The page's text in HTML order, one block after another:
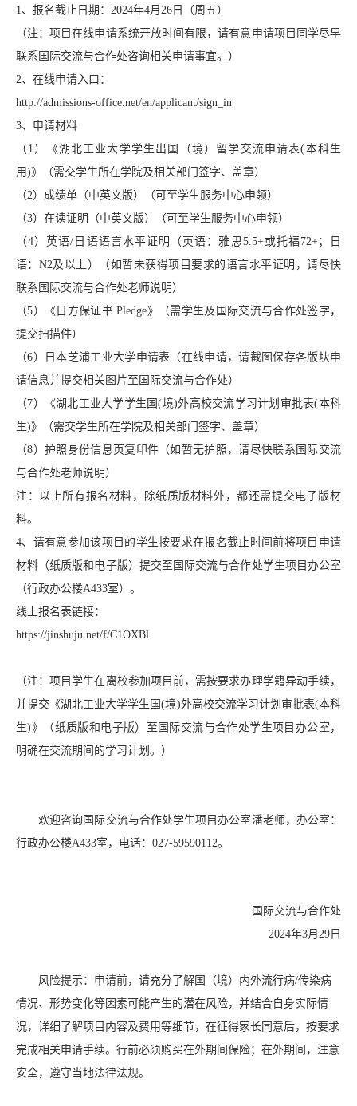
1、报名截止日期：2024年4月26日（周五）
（注：项目在线申请系统开放时间有限，请有意申请项目同学尽早
联系国际交流与合作处咨询相关申请事宜。）
2、在线申请入口：
http://admissions-office.net/en/applicant/sign_in
3、申请材料
（1）《湖北工业大学学生出国（境）留学交流申请表(本科生
用)》（需交学生所在学院及相关部门签字、盖章）
（2）成绩单（中英文版）（可至学生服务中心申领）
（3）在读证明（中英文版）（可至学生服务中心申领）
（4）英语/日语语言水平证明（英语：雅思5.5+或托福72+；日
语：N2及以上）（如暂未获得项目要求的语言水平证明，请尽快
联系国际交流与合作处老师说明）
（5）《日方保证书 Pledge》（需学生及国际交流与合作处签字，
提交扫描件）
（6）日本芝浦工业大学申请表（在线申请，请截图保存各版块申
请信息并提交相关图片至国际交流与合作处）
（7）《湖北工业大学学生国(境)外高校交流学习计划审批表(本科
生)》（需交学生所在学院及相关部门签字、盖章）
（8）护照身份信息页复印件（如暂无护照，请尽快联系国际交流
与合作处老师说明）
注：以上所有报名材料，除纸质版材料外，都还需提交电子版材
料。
4、请有意参加该项目的学生按要求在报名截止时间前将项目申请
材料（纸质版和电子版）提交至国际交流与合作处学生项目办公室
（行政办公楼A433室）。
线上报名表链接：
https://jinshuju.net/f/C1OXBl
（注：项目学生在离校参加项目前，需按要求办理学籍异动手续，
并提交《湖北工业大学学生国(境)外高校交流学习计划审批表(本科
生)》（纸质版和电子版）至国际交流与合作处学生项目办公室，
明确在交流期间的学习计划。）
欢迎咨询国际交流与合作处学生项目办公室潘老师，办公室：
行政办公楼A433室，电话：027-59590112。
国际交流与合作处
2024年3月29日
风险提示：申请前，请充分了解国（境）内外流行病/传染病
情况、形势变化等因素可能产生的潜在风险，并结合自身实际情
况，详细了解项目内容及费用等细节，在征得家长同意后，按要求
完成相关申请手续。行前必须购买在外期间保险；在外期间，注意
安全，遵守当地法律法规。